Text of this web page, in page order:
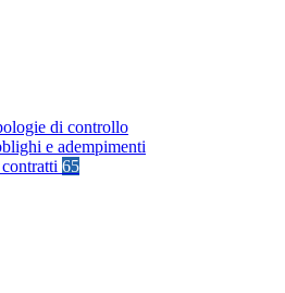
di controllo
e adempimenti
65